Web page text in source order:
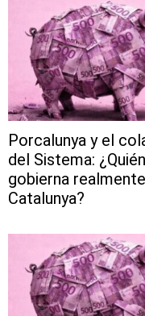
Porcalunya y el
del Sistema: ¿Quién
gobierna realmente
Catalunya?